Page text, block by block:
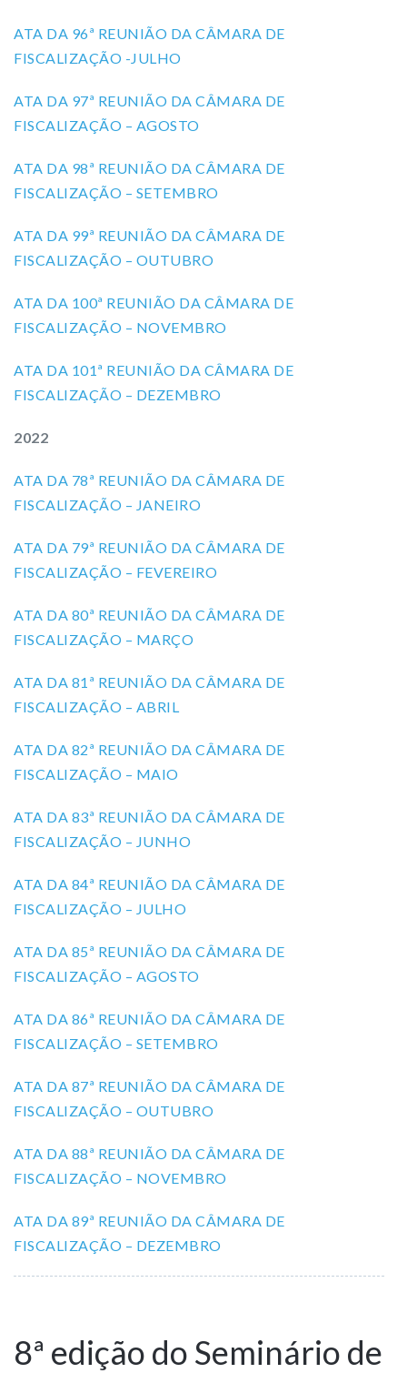
ATA DA 96ª REUNIÃO DA CÂMARA DE
FISCALIZAÇÃO -JULHO
ATA DA 97ª REUNIÃO DA CÂMARA DE
FISCALIZAÇÃO – AGOSTO
ATA DA 98ª REUNIÃO DA CÂMARA DE
FISCALIZAÇÃO – SETEMBRO
ATA DA 99ª REUNIÃO DA CÂMARA DE
FISCALIZAÇÃO – OUTUBRO
ATA DA 100ª REUNIÃO DA CÂMARA DE
FISCALIZAÇÃO – NOVEMBRO
ATA DA 101ª REUNIÃO DA CÂMARA DE
FISCALIZAÇÃO – DEZEMBRO
2022
ATA DA 78ª REUNIÃO DA CÂMARA DE
FISCALIZAÇÃO – JANEIRO
ATA DA 79ª REUNIÃO DA CÂMARA DE
FISCALIZAÇÃO – FEVEREIRO
ATA DA 80ª REUNIÃO DA CÂMARA DE
FISCALIZAÇÃO – MARÇO
ATA DA 81ª REUNIÃO DA CÂMARA DE
FISCALIZAÇÃO – ABRIL
ATA DA 82ª REUNIÃO DA CÂMARA DE
FISCALIZAÇÃO – MAIO
ATA DA 83ª REUNIÃO DA CÂMARA DE
FISCALIZAÇÃO – JUNHO
ATA DA 84ª REUNIÃO DA CÂMARA DE
FISCALIZAÇÃO – JULHO
ATA DA 85ª REUNIÃO DA CÂMARA DE
FISCALIZAÇÃO – AGOSTO
ATA DA 86ª REUNIÃO DA CÂMARA DE
FISCALIZAÇÃO – SETEMBRO
ATA DA 87ª REUNIÃO DA CÂMARA DE
FISCALIZAÇÃO – OUTUBRO
ATA DA 88ª REUNIÃO DA CÂMARA DE
FISCALIZAÇÃO – NOVEMBRO
ATA DA 89ª REUNIÃO DA CÂMARA DE
FISCALIZAÇÃO – DEZEMBRO
8ª edição do Seminário de